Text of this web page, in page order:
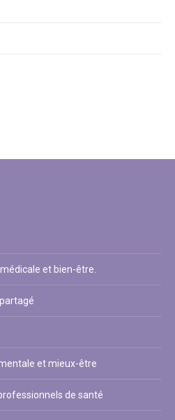
et bien-être.
et mieux-être
de santé